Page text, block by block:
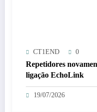
CT1END 0
Repetidores
ligação EchoLink
19/07/2026